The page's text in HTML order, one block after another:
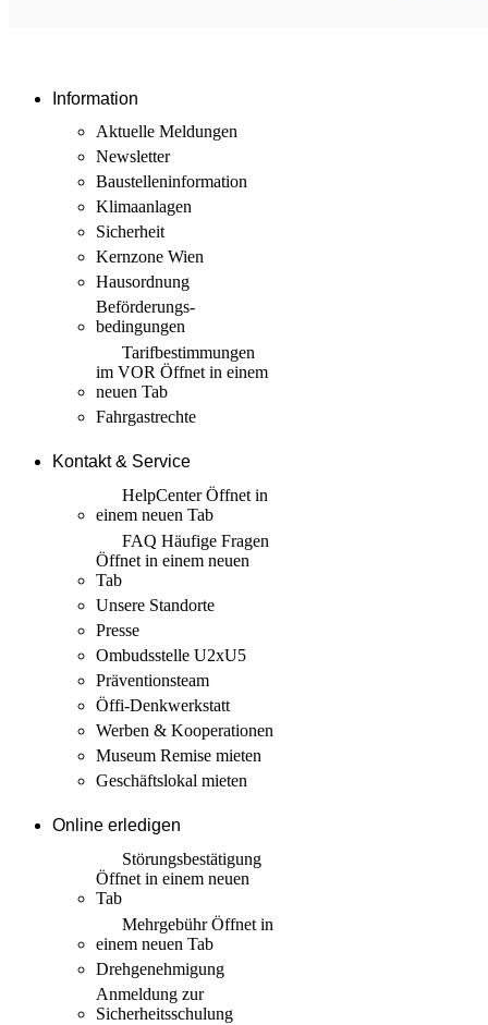
Information
Aktuelle Meldungen
Newsletter
Baustellen­information
Klimaanlagen
Sicherheit
Kernzone Wien
Hausordnung
Beförderungs­
bedingungen
Tarif­bestimmungen
im VOR Öffnet in einem
neuen Tab
Fahrgastrechte
Kontakt & Service
HelpCenterÖffnet in
einem neuen Tab
FAQ Häufige Fragen
Öffnet in einem neuen
Tab
Unsere Standorte
Presse
Ombudsstelle U2xU5
Präventionsteam
Öffi-Denkwerkstatt
Werben & Kooperationen
Museum Remise mieten
Geschäftslokal mieten
Online erledigen
Störungs­bestätigung
Öffnet in einem neuen
Tab
MehrgebührÖffnet in
einem neuen Tab
Drehgenehmigung
Anmeldung zur
Sicherheits­schulung